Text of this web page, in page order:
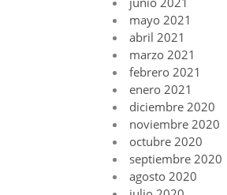
mayo 2021
abril 2021
marzo 2021
febrero 2021
enero 2021
diciembre 2020
noviembre 2020
octubre 2020
septiembre 2020
agosto 2020